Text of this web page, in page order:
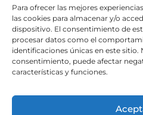
Para ofrecer las mejores
las cookies para almacenar y/o
dispositivo. El consentimiento de
procesar datos como el
identificaciones únicas en este sitio.
consentimiento, puede afectar
características y funciones.